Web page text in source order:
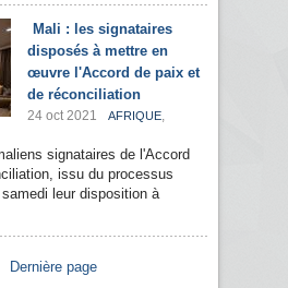
Mali : les signataires
disposés à mettre en
œuvre l'Accord de paix et
de réconciliation
24 oct 2021 AFRIQUE,
signataires de l'Accord
issu du processus
leur disposition à
Dernière page